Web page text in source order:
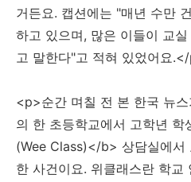
거든요. 캡션에는 "매년 수만
하고 있으며, 많은 이들이 교
고 말한다"고 적혀 있었어요
<p>순간 며칠 전 본 한국 뉴
의 한 초등학교에서 고학년
(Wee Class)</b> 상담실에서
한 사건이요. 위클래스란 학교